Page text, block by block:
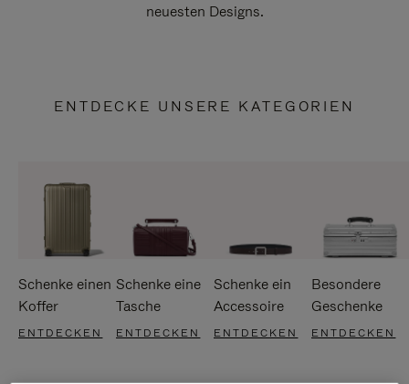
neuesten Designs.
ENTDECKE UNSERE KATEGORIEN
Schenke einen
Koffer
ENTDECKEN
Schenke eine
Tasche
ENTDECKEN
Schenke ein
Accessoire
ENTDECKEN
Besondere
Geschenke
ENTDECKEN